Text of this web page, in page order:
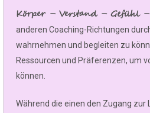
Körper – Verstand – Gefühl –
anderen Coaching-Richtungen
wahrnehmen und begleiten zu
Ressourcen und Präferenzen, um
können.
Während die einen den Zugang